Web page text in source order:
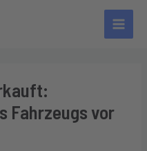
Main
Fahrzeugs vor